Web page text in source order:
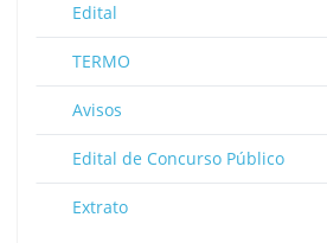
Edital
TERMO
Avisos
Edital de Concurso Público
Extrato